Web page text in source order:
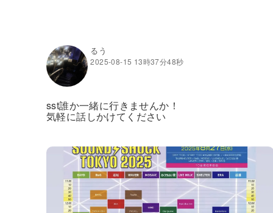
るう
2025-08-15 13時37分48秒
sst誰か一緒に行きませんか！
気軽に話しかけてください